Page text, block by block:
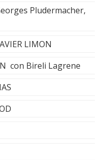
Pludermacher,
LIMON
con Bireli Lagrene